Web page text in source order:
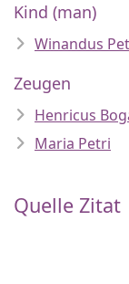
Kind (man)
Winandus
Zeugen
Henricus
Maria Petri
Quelle Zitat